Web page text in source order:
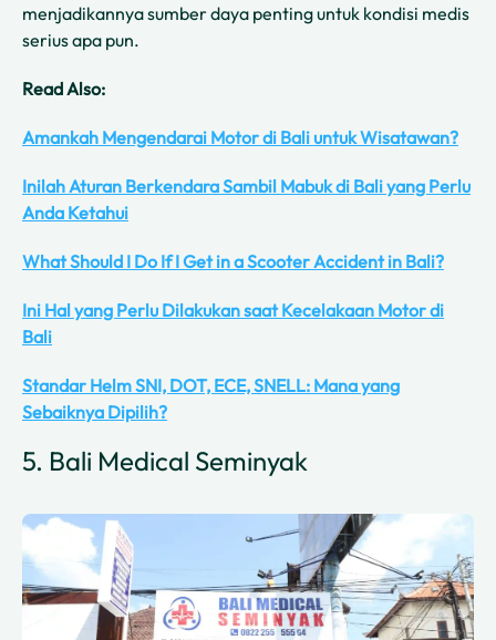
menjadikannya sumber daya penting untuk kondisi medis
serius apa pun.
Read Also:
Amankah Mengendarai Motor di Bali untuk Wisatawan?
Inilah Aturan Berkendara Sambil Mabuk di Bali yang Perlu
Anda Ketahui
What Should I Do If I Get in a Scooter Accident in Bali?
Ini Hal yang Perlu Dilakukan saat Kecelakaan Motor di
Bali
Standar Helm SNI, DOT, ECE, SNELL: Mana yang
Sebaiknya Dipilih?
5. Bali Medical Seminyak